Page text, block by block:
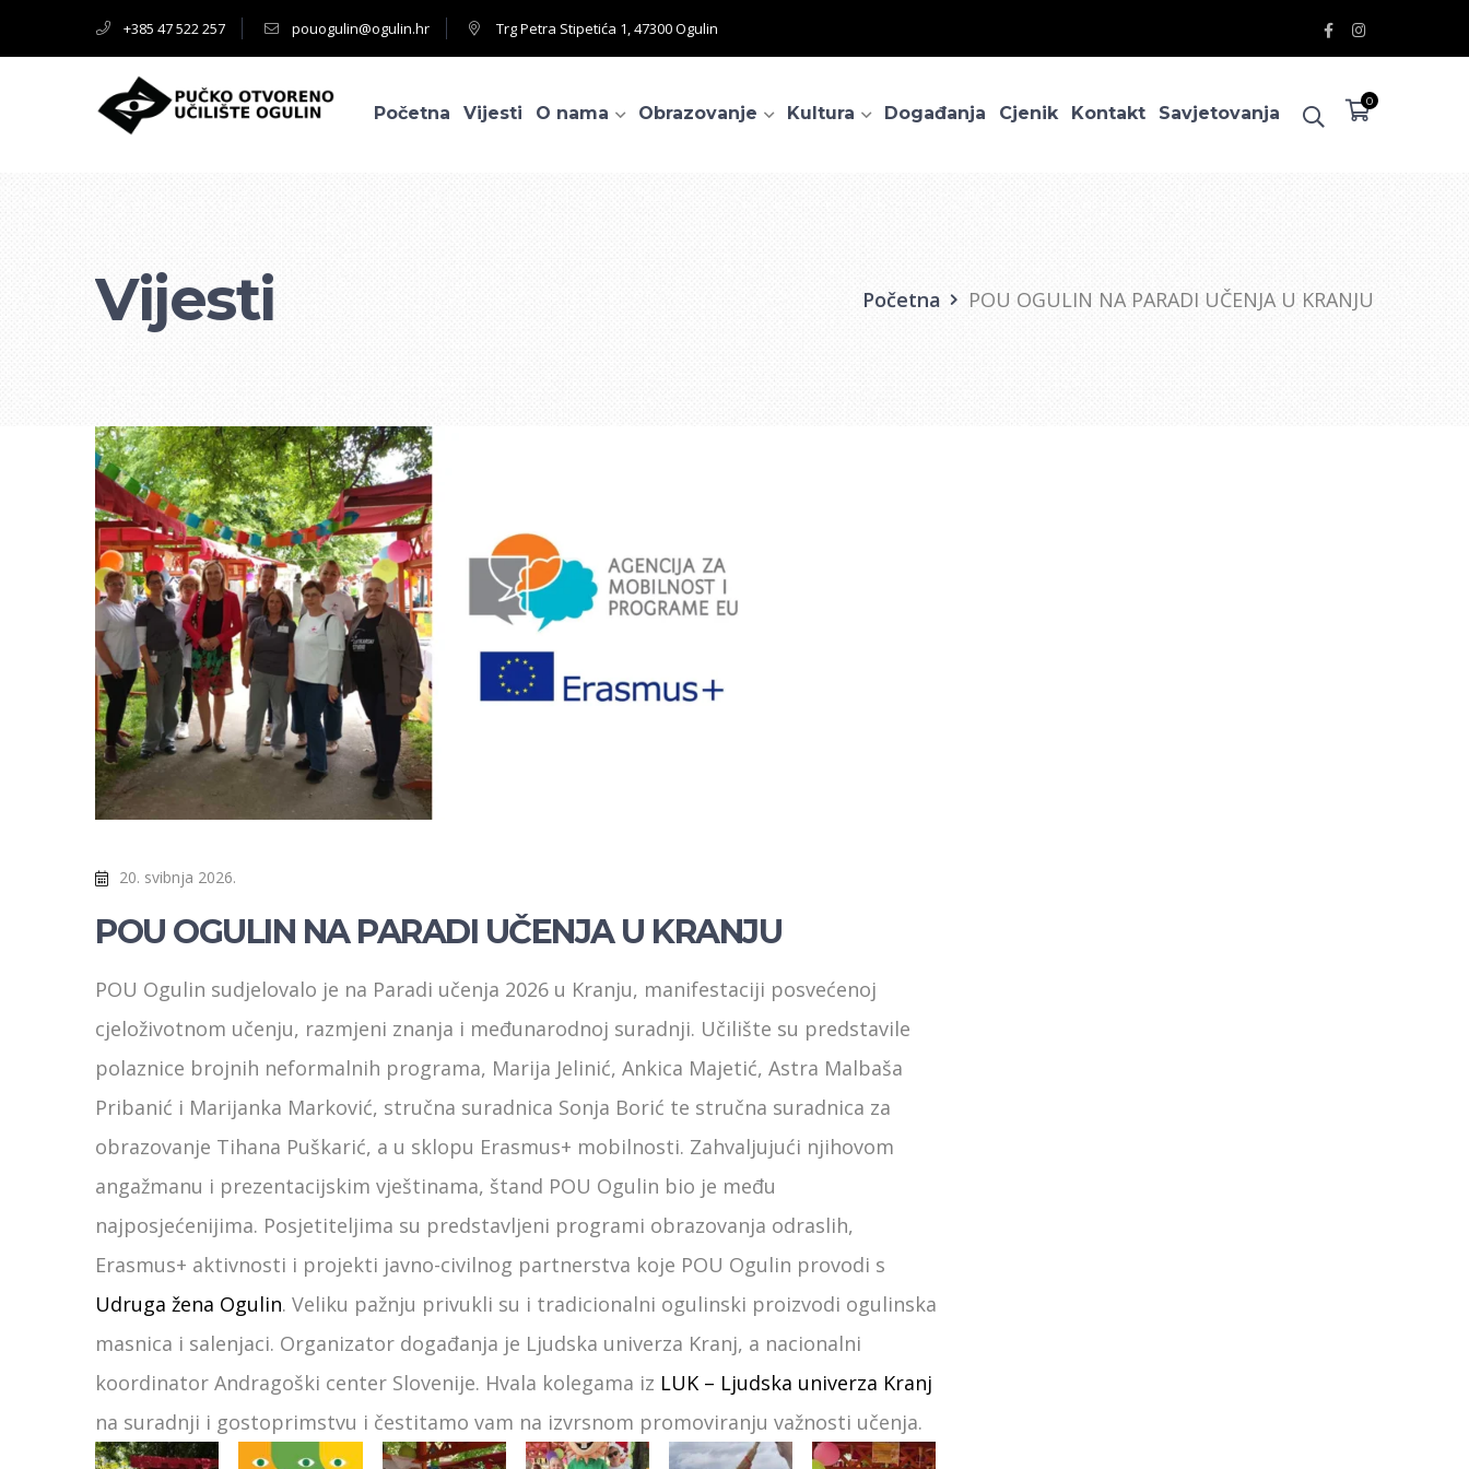
+385 47 522 257 pouogulin@ogulin.hr Trg Petra Stipetića 1, 47300 Ogulin
Facebook
Profile
Instagram
Profile
0
Početna Vijesti O nama Obrazovanje Kultura Događanja Cjenik Kontakt Savjetovanja
Vijesti Početna POU OGULIN NA PARADI UČENJA U KRANJU
20. svibnja 2026.
POU OGULIN NA PARADI UČENJA U KRANJU
POU Ogulin sudjelovalo je na Paradi učenja 2026 u Kranju, manifestaciji posvećenoj
cjeloživotnom učenju, razmjeni znanja i međunarodnoj suradnji. Učilište su predstavile
polaznice brojnih neformalnih programa, Marija Jelinić, Ankica Majetić, Astra Malbaša
Pribanić i Marijanka Marković, stručna suradnica Sonja Borić te stručna suradnica za
obrazovanje Tihana Puškarić, a u sklopu Erasmus+ mobilnosti. Zahvaljujući njihovom
angažmanu i prezentacijskim vještinama, štand POU Ogulin bio je među
najposjećenijima. Posjetiteljima su predstavljeni programi obrazovanja odraslih,
Erasmus+ aktivnosti i projekti javno-civilnog partnerstva koje POU Ogulin provodi s
Udruga žena Ogulin. Veliku pažnju privukli su i tradicionalni ogulinski proizvodi ogulinska
masnica i salenjaci. Organizator događanja je Ljudska univerza Kranj, a nacionalni
koordinator Andragoški center Slovenije. Hvala kolegama iz LUK – Ljudska univerza Kranj
na suradnji i gostoprimstvu i čestitamo vam na izvrsnom promoviranju važnosti učenja.